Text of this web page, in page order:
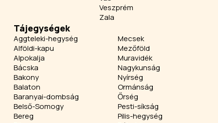
Veszprém
Zala
Tájegységek
Aggteleki-hegység
Alföldi-kapu
Alpokalja
Bácska
Bakony
Balaton
Baranyai-dombság
Belső-Somogy
Bereg
Mecsek
Mezőföld
Muravidék
Nagykunság
Nyírség
Ormánság
Őrség
Pesti-síkság
Pilis-hegység